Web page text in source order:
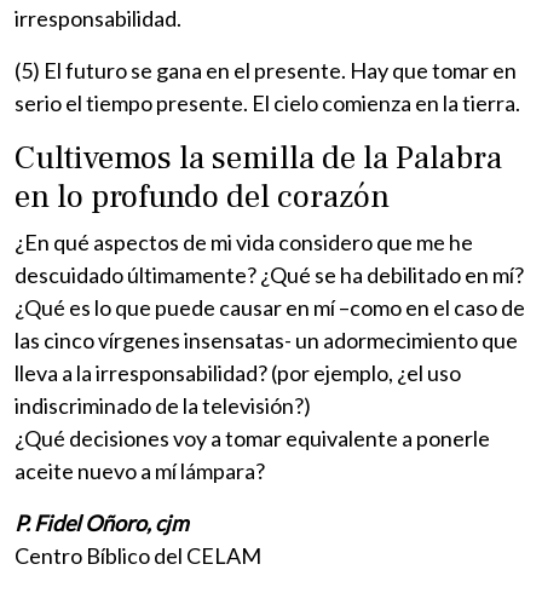
irresponsabilidad.
(5) El futuro se gana en el presente. Hay que tomar en
serio el tiempo presente. El cielo comienza en la tierra.
Cultivemos la semilla de la Palabra
en lo profundo del corazón
¿En qué aspectos de mi vida considero que me he
descuidado últimamente? ¿Qué se ha debilitado en mí?
¿Qué es lo que puede causar en mí –como en el caso de
las cinco vírgenes insensatas- un adormecimiento que
lleva a la irresponsabilidad? (por ejemplo, ¿el uso
indiscriminado de la televisión?)
¿Qué decisiones voy a tomar equivalente a ponerle
aceite nuevo a mí lámpara?
P. Fidel Oñoro, cjm
Centro Bíblico del CELAM